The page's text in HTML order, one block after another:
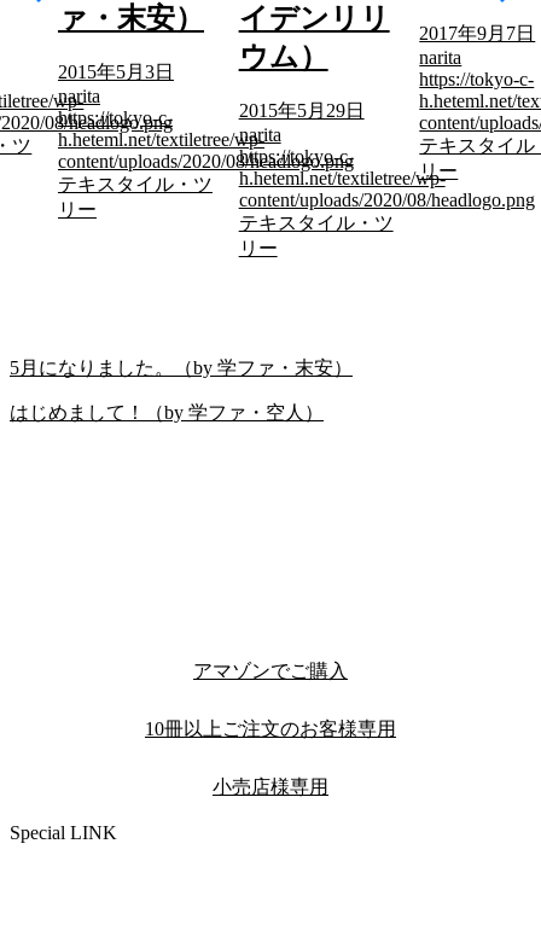
wp-
08/headlogo.png
ツ
ァ・末安）
2015年5月3日
narita
https://tokyo-c-
h.heteml.net/textiletree/wp-
content/uploads/2020/08/headlogo.png
テキスタイル・ツ
リー
イデンリリ
ウム）
2015年5月29日
narita
https://tokyo-c-
h.heteml.net/textiletree/wp-
content/uploads/2020/08/headlogo.png
テキスタイル・ツ
リー
2017年9月7日
narita
https://tokyo-c-
h.heteml.net/
content/
テキスタイル
リー
5月になりました。（by 学ファ・末安）
はじめまして！（by 学ファ・空人）
アマゾンでご購入
10冊以上ご注文のお客様専用
小売店様専用
Special LINK